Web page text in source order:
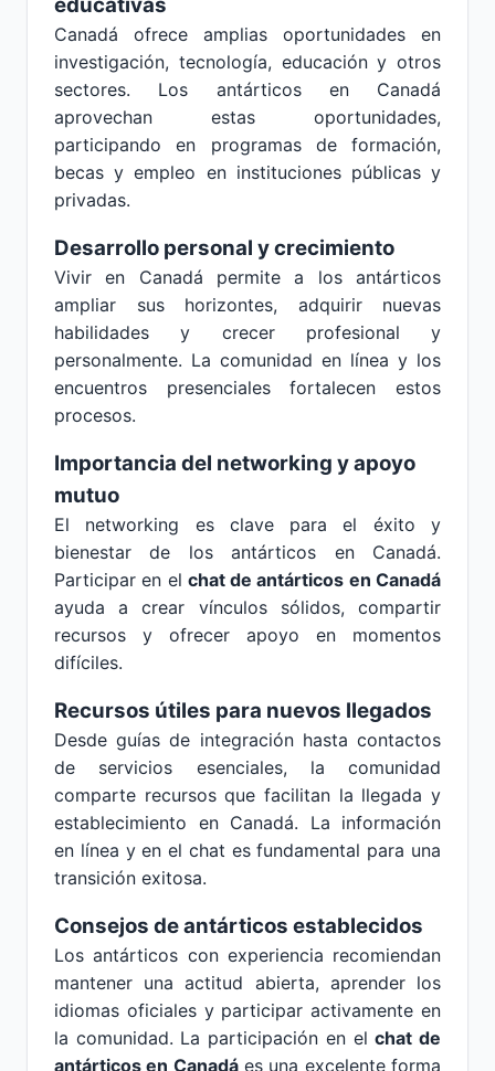
Canadá ofrece amplias oportunidades en
investigación, tecnología, educación y otros
sectores. Los antárticos en Canadá
aprovechan estas oportunidades,
participando en programas de formación,
becas y empleo en instituciones públicas y
privadas.
Desarrollo personal y crecimiento
Vivir en Canadá permite a los antárticos
ampliar sus horizontes, adquirir nuevas
habilidades y crecer profesional y
personalmente. La comunidad en línea y los
encuentros presenciales fortalecen estos
procesos.
Importancia del networking y apoyo
mutuo
El networking es clave para el éxito y
bienestar de los antárticos en Canadá.
Participar en el chat de antárticos en Canadá
ayuda a crear vínculos sólidos, compartir
recursos y ofrecer apoyo en momentos
difíciles.
Recursos útiles para nuevos llegados
Desde guías de integración hasta contactos
de servicios esenciales, la comunidad
comparte recursos que facilitan la llegada y
establecimiento en Canadá. La información
en línea y en el chat es fundamental para una
transición exitosa.
Consejos de antárticos establecidos
Los antárticos con experiencia recomiendan
mantener una actitud abierta, aprender los
idiomas oficiales y participar activamente en
la comunidad. La participación en elchat de
antárticos en Canadáes una excelente forma